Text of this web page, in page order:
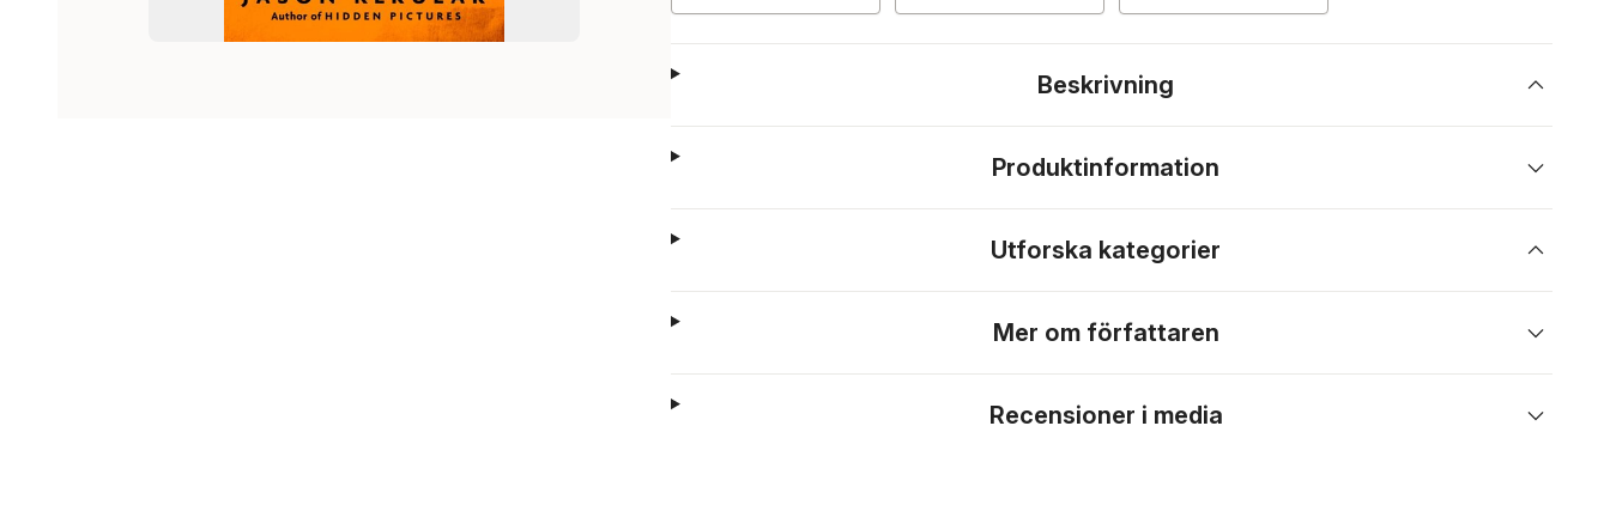
Beskrivning
Produktinformation
Utforska kategorier
Mer om författaren
Recensioner i media